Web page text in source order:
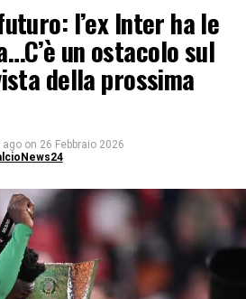
l’ex Inter ha le
un ostacolo sul
della prossima
ago on 26 Febbraio 2026